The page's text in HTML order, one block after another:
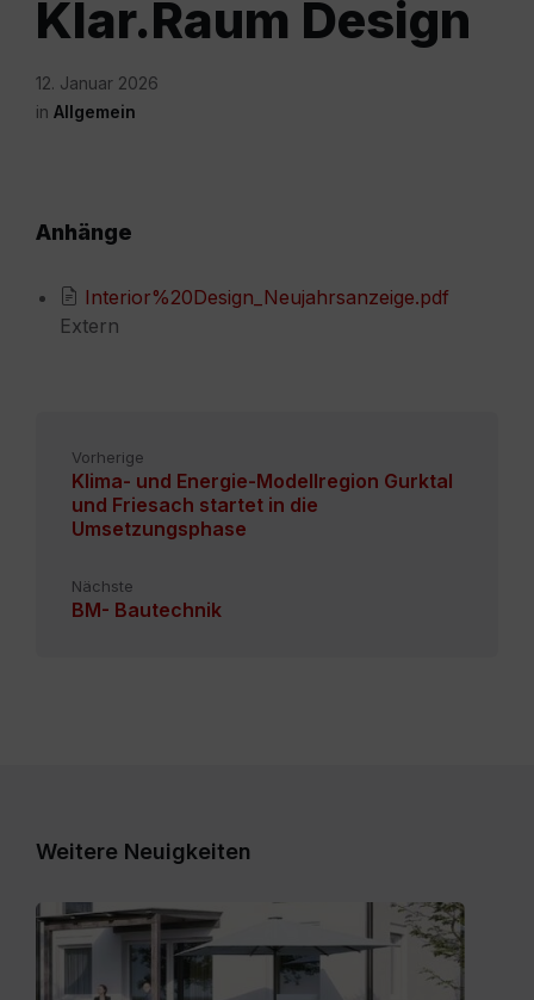
Klar.Raum Design
12. Januar 2026
in Allgemein
Anhänge
Interior%20Design_Neujahrsanzeige.pdf
Extern
Vorherige
Klima- und Energie-Modellregion Gurktal
und Friesach startet in die
Umsetzungsphase
Nächste
BM- Bautechnik
Weitere Neuigkeiten
Expose_Weitensfeld-
Zweinitz_20260528.pdf